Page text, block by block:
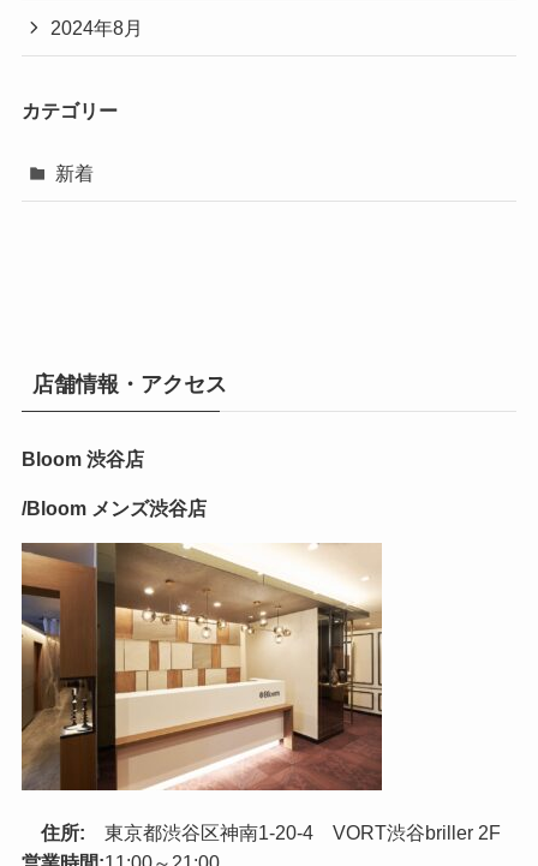
2024年8月
カテゴリー
新着
店舗情報・アクセス
Bloom 渋谷店
/Bloom メンズ渋谷店
住所:
東京都渋谷区神南1-20-4 VORT渋谷briller 2F